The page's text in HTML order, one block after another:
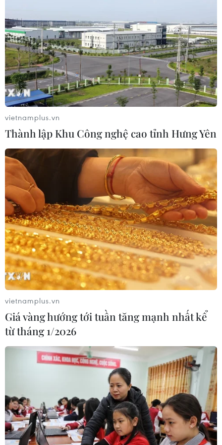
Bình vào 16 giờ ngày 6/8
06/08/2026 06:28
Quảng Trị: Mùa mưa lũ cận kề,
thường trực nỗi lo bờ sông 'nuốt' đất
06/08/2026 05:14
Mưa dông khiến hàng chục
chuyến bay tới Nội Bài không thể hạ
cánh
06/08/2026 04:37
Cảnh báo lũ quét, sạt lở đất ở 8 tỉnh
khu vực Bắc Bộ và Thanh Hóa
06/08/2026 03:47
Xem thêm
CƠ QUAN CHỦ QUẢN: THÔNG TẤN XÃ VIỆT NAM
Tổng Biên tập: TRẦN TIẾN DUẨN
Phó Tổng Biên tập: NGUYỄN THỊ TÁM, KHÚC THANH
THỦY
Sở hữu trí tuệ
Quy định sử dụng
vietnamplus.vn
Thành lập Khu Công nghệ cao tỉnh Hưng Yên
vietnamplus.vn
Giá vàng hướng tới tuần tăng mạnh nhất kể
từ tháng 1/2026